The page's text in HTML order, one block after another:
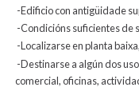
-Edificio con antigüidade
-Condicións suficientes de
-Localizarse en planta
-Destinarse a algún dos
comercial, oficinas,